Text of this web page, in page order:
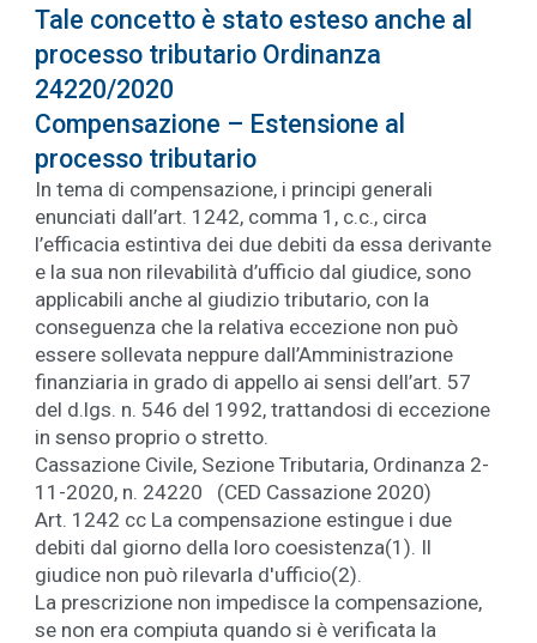
Tale concetto è stato esteso anche al
processo tributario Ordinanza
24220/2020
Compensazione – Estensione al
processo tributario
In tema di compensazione, i principi generali
enunciati dall’art. 1242, comma 1, c.c., circa
l’efficacia estintiva dei due debiti da essa derivante
e la sua non rilevabilità d’ufficio dal giudice, sono
applicabili anche al giudizio tributario, con la
conseguenza che la relativa eccezione non può
essere sollevata neppure dall’Amministrazione
finanziaria in grado di appello ai sensi dell’art. 57
del d.lgs. n. 546 del 1992, trattandosi di eccezione
in senso proprio o stretto.
Cassazione Civile, Sezione Tributaria, Ordinanza 2-
11-2020, n. 24220 (CED Cassazione 2020)
Art. 1242 cc La compensazione estingue i due
debiti dal giorno della loro coesistenza(1). Il
giudice non può rilevarla d'ufficio(2).
La prescrizione non impedisce la compensazione,
se non era compiuta quando si è verificata la